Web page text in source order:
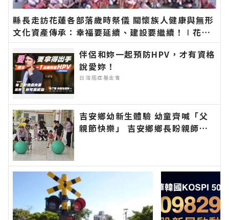
縣長走訪花蓮各部落歲時祭儀 關懷族人健康與無形
文化資產傳承：幸福要延續、建設要繼續！∣花蓮
新聞網官方網站各類新聞－最快速的今日新聞報導
最新的在地資訊！伴侶和妳一起預防HPV，才有資格
說愛妳！
台灣癌症基金會
吉安鄉幼新生體驗 幼童齊喊「父
親節快樂」 吉安鄉鄉長盼親師協
今日新聞報導 最新的在地資訊！